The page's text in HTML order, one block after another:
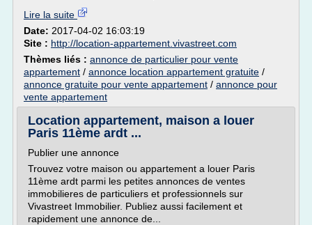
Lire la suite
Date: 2017-04-02 16:03:19
Site : http://location-appartement.vivastreet.com
Thèmes liés : annonce de particulier pour vente
appartement / annonce location appartement gratuite /
annonce gratuite pour vente appartement / annonce pour
vente appartement
Location appartement, maison a louer
Paris 11ème ardt ...
Publier une annonce
Trouvez votre maison ou appartement a louer Paris
11ème ardt parmi les petites annonces de ventes
immobilieres de particuliers et professionnels sur
Vivastreet Immobilier. Publiez aussi facilement et
rapidement une annonce de...